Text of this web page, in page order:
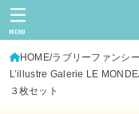
MENU
HOME ラブリーファンシー
L’illustre Galerie LE
３枚セット